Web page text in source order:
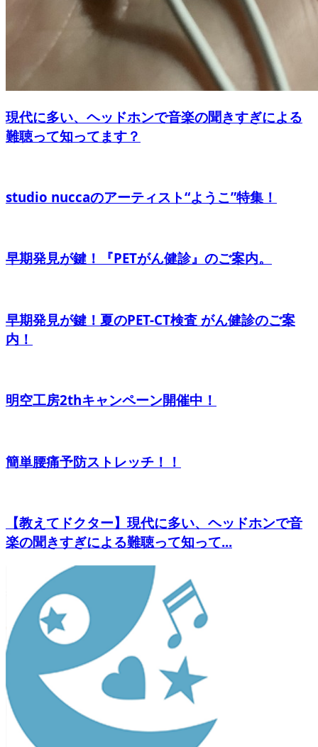
現代に多い、ヘッドホンで音楽の聞きすぎによる
難聴って知ってます？
studio nuccaのアーティスト“ようこ”特集！
早期発見が鍵！『PETがん健診』のご案内。
早期発見が鍵！夏のPET-CT検査 がん健診のご案
内！
明空工房2thキャンペーン開催中！
簡単腰痛予防ストレッチ！！
【教えてドクター】現代に多い、ヘッドホンで音
楽の聞きすぎによる難聴って知って...